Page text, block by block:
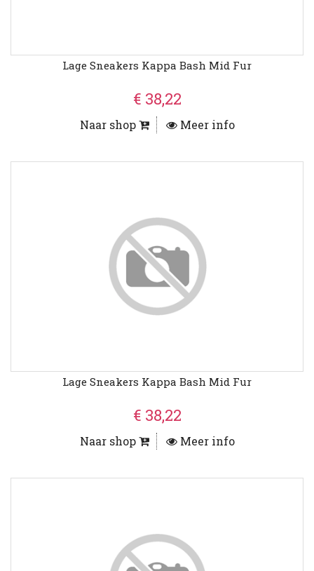
Lage Sneakers Kappa Bash Mid Fur
€ 38,22
Naar shop Meer info
Lage Sneakers Kappa Bash Mid Fur
€ 38,22
Naar shop Meer info